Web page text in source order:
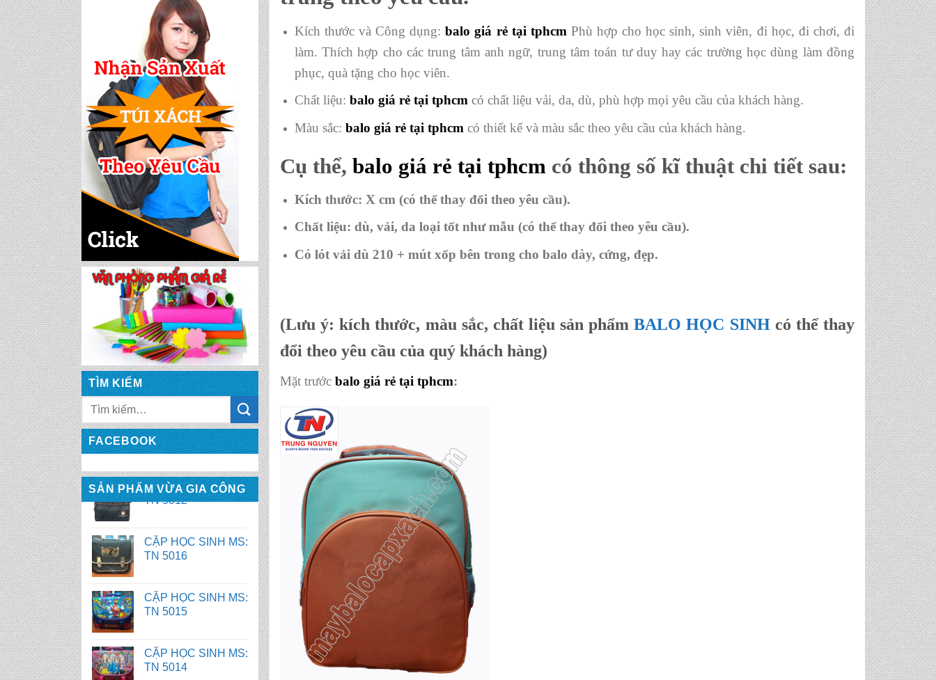
Kích thước và Công dụng:balo giá rẻ tại tphcm Phù hợp cho học sinh, sinh viên, đi học, đi chơi, đi
làm. Thích hợp cho các trung tâm anh ngữ, trung tâm toán tư duy hay các trường học dùng làm đồng
phục, quà tặng cho học viên.
Chất liệu: balo giá rẻ tại tphcm có chất liệu vải, da, dù, phù hợp mọi yêu cầu của khách hàng.
Màu sắc: balo giá rẻ tại tphcm có thiết kế và màu sắc theo yêu cầu của khách hàng.
Cụ thể, balo giá rẻ tại tphcm có thông số kĩ thuật chi tiết sau:
Kích thước: X cm (có thể thay đổi theo yêu cầu).
Chất liệu: dù, vải, da loại tốt như mẫu (có thể thay đổi theo yêu cầu).
Có lót vải dù 210 + mút xốp bên trong cho balo dày, cứng, đẹp.
(Lưu ý: kích thước, màu sắc, chất liệu sản phẩmBALO HỌC SINHcó thể thay
đổi theo yêu cầu của quý khách hàng)
Mặt trước balo giá rẻ tại tphcm:
TÌM KIẾM
FACEBOOK
SẢN PHẨM VỪA GIA CÔNG
CẶP HỌC SINH MS:
TN 5016
CẶP HỌC SINH MS:
TN 5015
CẶP HỌC SINH MS:
TN 5014
CẶP HỌC SINH MS:
TN 5013